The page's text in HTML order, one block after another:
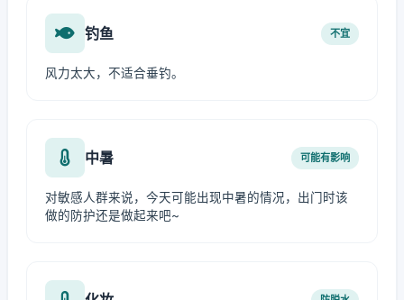
钓鱼 不宜
风力太大，不适合垂钓。
中暑 可能有影响
对敏感人群来说，今天可能出现中暑的情况，出门时该
做的防护还是做起来吧~